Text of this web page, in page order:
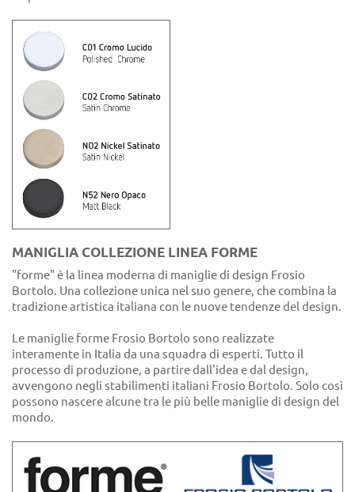
MANIGLIA COLLEZIONE LINEA FORME
"forme" è la linea moderna di maniglie di design Frosio
Bortolo. Una collezione unica nel suo genere, che combina la
tradizione artistica italiana con le nuove tendenze del design.
Le maniglie forme Frosio Bortolo sono realizzate
interamente in Italia da una squadra di esperti. Tutto il
processo di produzione, a partire dall'idea e dal design,
avvengono negli stabilimenti italiani Frosio Bortolo. Solo così
possono nascere alcune tra le più belle maniglie di design del
mondo.